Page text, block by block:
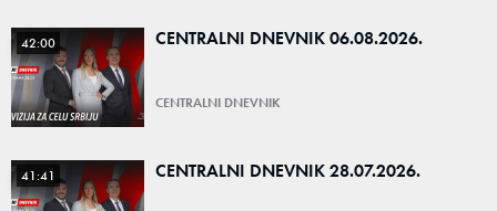
42:00 CENTRALNI DNEVNIK 06.08.2026.
CENTRALNI DNEVNIK
41:41 CENTRALNI DNEVNIK 28.07.2026.